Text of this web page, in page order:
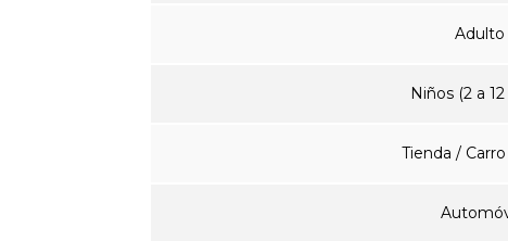
Adulto
Niños (2 a
Tienda /